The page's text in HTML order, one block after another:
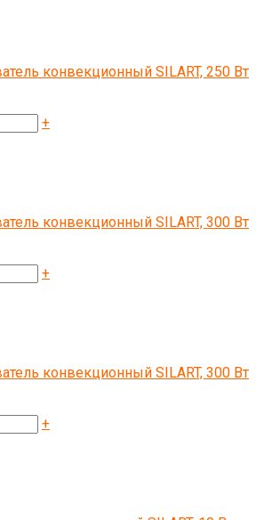
конвекционный SILART, 250 Вт
+
конвекционный SILART, 300 Вт
+
конвекционный SILART, 300 Вт
+